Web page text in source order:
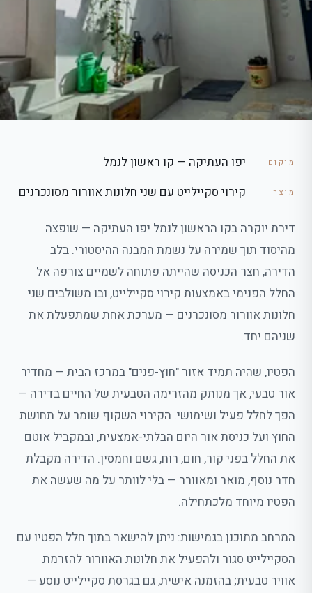
מיקום יפו העתיקה — קו ראשון לנמל
מוצר קירוי סקיילייט עם שני חלונות אוורור מסונכרנים
דירת יוקרה בקו הראשון לנמל יפו העתיקה — שופצה
מהיסוד תוך שמירה על נשמת המבנה ההיסטורי. בלב
הדירה, חצר הכניסה שהייתה פתוחה לשמיים צורפה אל
החלל הפנימי באמצעות קירוי סקיילייט, ובו משולבים שני
חלונות אוורור מסונכרנים — מערכת אחת שמתפעלת את
שניהם יחד.
הפטיו, שהיה תמיד אזור "חוץ-פנים" במרכז הבית — מחדיר
אור טבעי, אך מנותק מהזרימה הטבעית של החיים בדירה —
הפך לחלל פעיל ושימושי. הקירוי השקוף שומר על תחושת
החוץ ועל כניסת אור היום הבלתי-אמצעית, ובמקביל אוטם
את החלל בפני קור, חום, רוח, גשם וחמסין. הדירה מקבלת
חדר נוסף, מואר ומאוורר — בלי לוותר על מה שעשה את
הפטיו מיוחד מלכתחילה.
המרחב מתוכנן בגמישות: ניתן להישאר בתוך חלל הפטיו עם
הסקיילייט סגור ולהפעיל את חלונות האוורור להזרמת
אוויר טבעית; בהזמנה אישית, גם בגרסת סקיילייט נוסע —